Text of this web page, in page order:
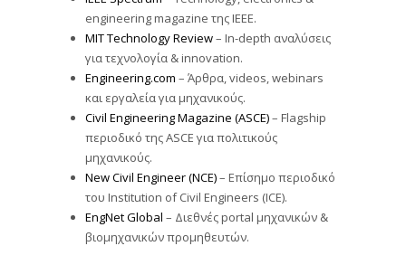
engineering magazine της IEEE.
MIT Technology Review– In-depth αναλύσεις
για τεχνολογία & innovation.
Engineering.com – Άρθρα, videos, webinars
και εργαλεία για μηχανικούς.
Civil Engineering Magazine (ASCE)– Flagship
περιοδικό της ASCE για πολιτικούς
μηχανικούς.
New Civil Engineer (NCE)– Επίσημο περιοδικό
του Institution of Civil Engineers (ICE).
EngNet Global – Διεθνές portal μηχανικών &
βιομηχανικών προμηθευτών.